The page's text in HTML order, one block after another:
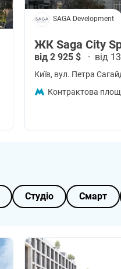
SAGA Development
ЖК Saga City
від 2 925 $ · від
Київ, вул. Петра
Контрактова
Студіо Смарт